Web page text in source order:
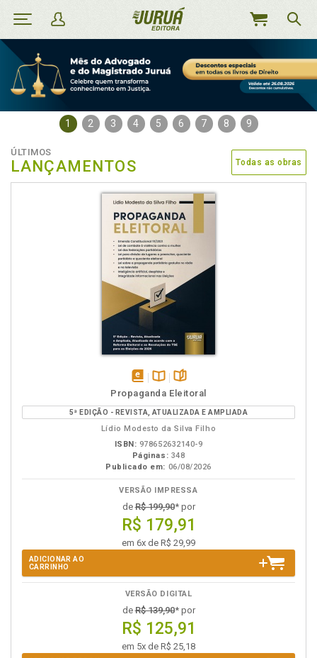
MEU
1 2 3 4 5 6 7 8 9
ÚLTIMOS
LANÇAMENTOS Todas as obras
disponível
em
eBook
Disponível
na
B.V.
páginas
Propaganda Eleitoral
5ª EDIÇÃO - REVISTA, ATUALIZADA E AMPLIADA
Lídio Modesto da Silva Filho
ISBN: 978652632140-9
Páginas: 348
Publicado em: 06/08/2026
VERSÃO IMPRESSA
deR$ 199,90* por
R$ 179,91
em 6x de R$ 29,99
ADICIONAR AO
CARRINHO
VERSÃO DIGITAL
deR$ 139,90* por
R$ 125,91
em 5x de R$ 25,18